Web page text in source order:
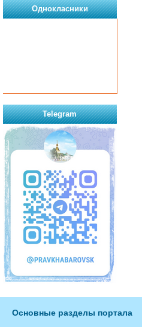
Однокласники
Telegram
Основные разделы портала